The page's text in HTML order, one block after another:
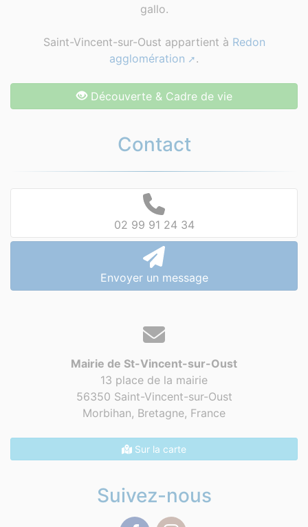
gallo.
Saint-Vincent-sur-Oust appartient à Redon
agglomération
.
Découverte & Cadre de vie
Contact
02 99 91 24 34
Envoyer un message
Mairie de St-Vincent-sur-Oust
13 place de la mairie
56350 Saint-Vincent-sur-Oust
Morbihan, Bretagne, France
Sur la carte
Suivez-nous